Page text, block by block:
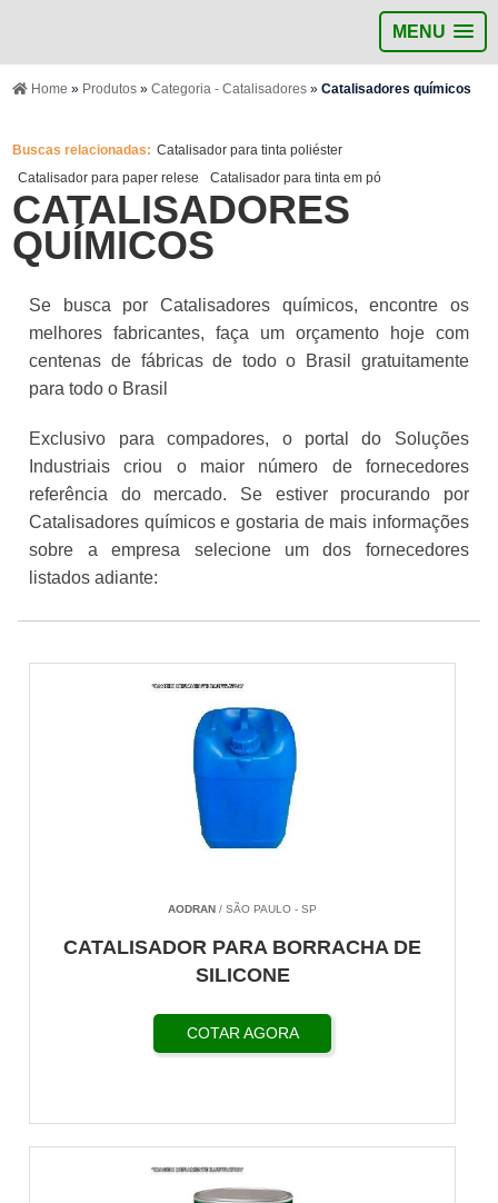
MENU
Home » Produtos» Categoria - Catalisadores» Catalisadores químicos
Buscas relacionadas: Catalisador para tinta poliéster
Catalisador para paper relese
Catalisador para tinta em pó
CATALISADORES
QUÍMICOS
Se busca por Catalisadores químicos, encontre os
melhores fabricantes, faça um orçamento hoje com
centenas de fábricas de todo o Brasil gratuitamente
para todo o Brasil
Exclusivo para compadores, o portal do Soluções
Industriais criou o maior número de fornecedores
referência do mercado. Se estiver procurando por
Catalisadores químicos e gostaria de mais informações
sobre a empresa selecione um dos fornecedores
listados adiante:
AODRAN / SÃO PAULO - SP
CATALISADOR PARA BORRACHA DE
SILICONE
COTAR AGORA